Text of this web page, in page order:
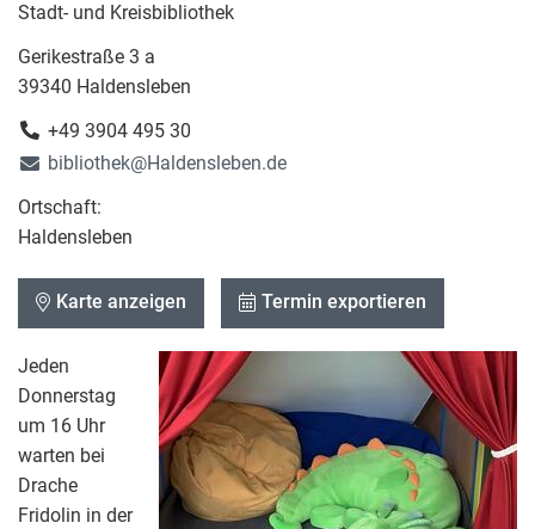
Stadt- und Kreisbibliothek
Gerikestraße 3 a
39340 Haldensleben
+49 3904 495 30
bibliothek@Haldensleben.de
Ortschaft:
Haldensleben
Karte anzeigen Termin exportieren
Jeden
Donnerstag
um 16 Uhr
warten bei
Drache
Fridolin in der